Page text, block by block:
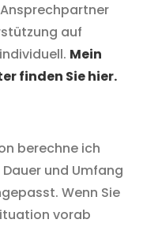
auf
Mein
finden Sie hier.
berechne ich
und Umfang
Wenn Sie
vorab